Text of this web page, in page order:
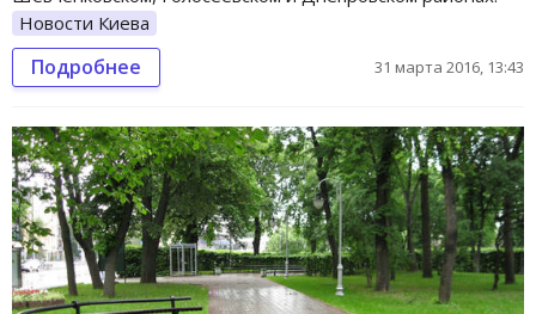
Новости Киева
Подробнее 31 марта 2016, 13:43